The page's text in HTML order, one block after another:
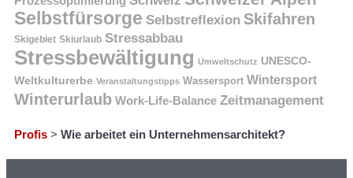
Selbstfürsorge Selbstreflexion Skifahren
Skigebiet Skiurlaub Stressabbau
Stressbewältigung Umweltschutz UNESCO-
Weltkulturerbe Veranstaltungstipps Wassersport Wintersport
Winterurlaub Work-Life-Balance Zeitmanagement
Profis > Wie arbeitet ein Unternehmensarchitekt?